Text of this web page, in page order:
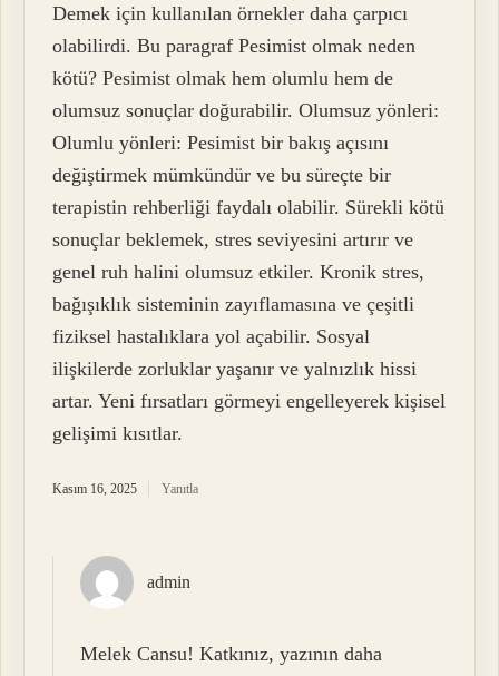
Demek için kullanılan örnekler daha çarpıcı
olabilirdi. Bu paragraf Pesimist olmak neden
kötü? Pesimist olmak hem olumlu hem de
olumsuz sonuçlar doğurabilir. Olumsuz yönleri:
Olumlu yönleri: Pesimist bir bakış açısını
değiştirmek mümkündür ve bu süreçte bir
terapistin rehberliği faydalı olabilir. Sürekli kötü
sonuçlar beklemek, stres seviyesini artırır ve
genel ruh halini olumsuz etkiler. Kronik stres,
bağışıklık sisteminin zayıflamasına ve çeşitli
fiziksel hastalıklara yol açabilir. Sosyal
ilişkilerde zorluklar yaşanır ve yalnızlık hissi
artar. Yeni fırsatları görmeyi engelleyerek kişisel
gelişimi kısıtlar.
Kasım 16, 2025 Yanıtla
admin
Melek Cansu! Katkınız, yazının daha